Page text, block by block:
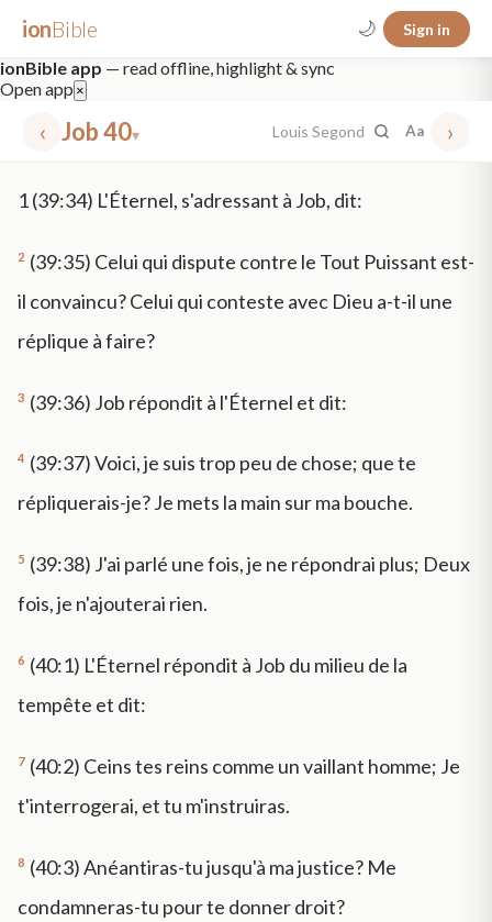
ionBible 🌙 Sign in
ionBible app — read offline, highlight & sync
Open app ×
‹ Job 40▾ Louis Segond Aa ›
1(39:34) L'Éternel, s'adressant à Job, dit:
2 (39:35) Celui qui dispute contre le Tout Puissant est-
il convaincu? Celui qui conteste avec Dieu a-t-il une
réplique à faire?
3 (39:36) Job répondit à l'Éternel et dit:
4 (39:37) Voici, je suis trop peu de chose; que te
répliquerais-je? Je mets la main sur ma bouche.
5 (39:38) J'ai parlé une fois, je ne répondrai plus; Deux
fois, je n'ajouterai rien.
6 (40:1) L'Éternel répondit à Job du milieu de la
tempête et dit:
7 (40:2) Ceins tes reins comme un vaillant homme; Je
t'interrogerai, et tu m'instruiras.
8 (40:3) Anéantiras-tu jusqu'à ma justice? Me
condamneras-tu pour te donner droit?